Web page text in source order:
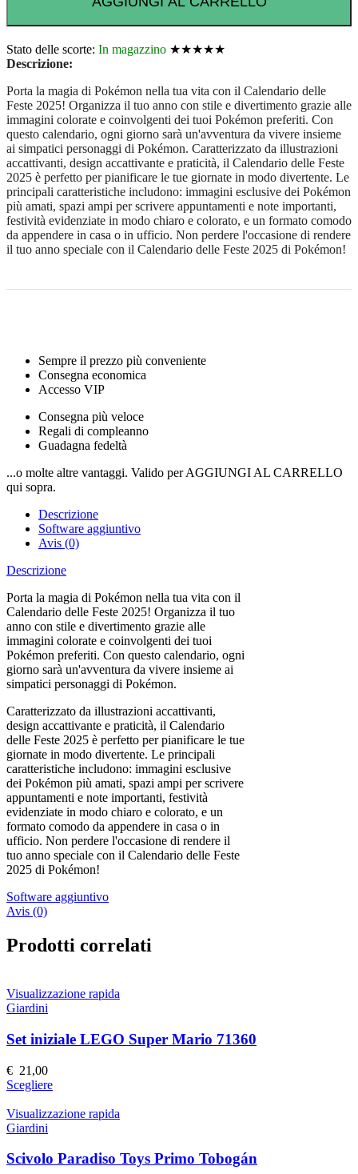
Stato delle scorte: In magazzino ★★★★★
Descrizione:
Porta la magia di Pokémon nella tua vita con il Calendario delle
Feste 2025! Organizza il tuo anno con stile e divertimento grazie alle
immagini colorate e coinvolgenti dei tuoi Pokémon preferiti. Con
questo calendario, ogni giorno sarà un'avventura da vivere insieme
ai simpatici personaggi di Pokémon. Caratterizzato da illustrazioni
accattivanti, design accattivante e praticità, il Calendario delle Feste
2025 è perfetto per pianificare le tue giornate in modo divertente. Le
principali caratteristiche includono: immagini esclusive dei Pokémon
più amati, spazi ampi per scrivere appuntamenti e note importanti,
festività evidenziate in modo chiaro e colorato, e un formato comodo
da appendere in casa o in ufficio. Non perdere l'occasione di rendere
il tuo anno speciale con il Calendario delle Feste 2025 di Pokémon!
Sempre il prezzo più conveniente
Consegna economica
Accesso VIP
Consegna più veloce
Regali di compleanno
Guadagna fedeltà
...o molte altre vantaggi. Valido per AGGIUNGI AL CARRELLO
qui sopra.
Descrizione
Software aggiuntivo
Avis (0)
Descrizione
Porta la magia di Pokémon nella tua vita con il
Calendario delle Feste 2025! Organizza il tuo
anno con stile e divertimento grazie alle
immagini colorate e coinvolgenti dei tuoi
Pokémon preferiti. Con questo calendario, ogni
giorno sarà un'avventura da vivere insieme ai
simpatici personaggi di Pokémon.
Caratterizzato da illustrazioni accattivanti,
design accattivante e praticità, il Calendario
delle Feste 2025 è perfetto per pianificare le tue
giornate in modo divertente. Le principali
caratteristiche includono: immagini esclusive
dei Pokémon più amati, spazi ampi per scrivere
appuntamenti e note importanti, festività
evidenziate in modo chiaro e colorato, e un
formato comodo da appendere in casa o in
ufficio. Non perdere l'occasione di rendere il
tuo anno speciale con il Calendario delle Feste
2025 di Pokémon!
Software aggiuntivo
Avis (0)
Prodotti correlati
Visualizzazione rapida
Giardini
Set iniziale LEGO Super Mario 71360
€ 21,00
ScegliereQuesto
ha
Le
Visualizzazione rapida
Giardini
Scivolo Paradiso Toys Primo Tobogán